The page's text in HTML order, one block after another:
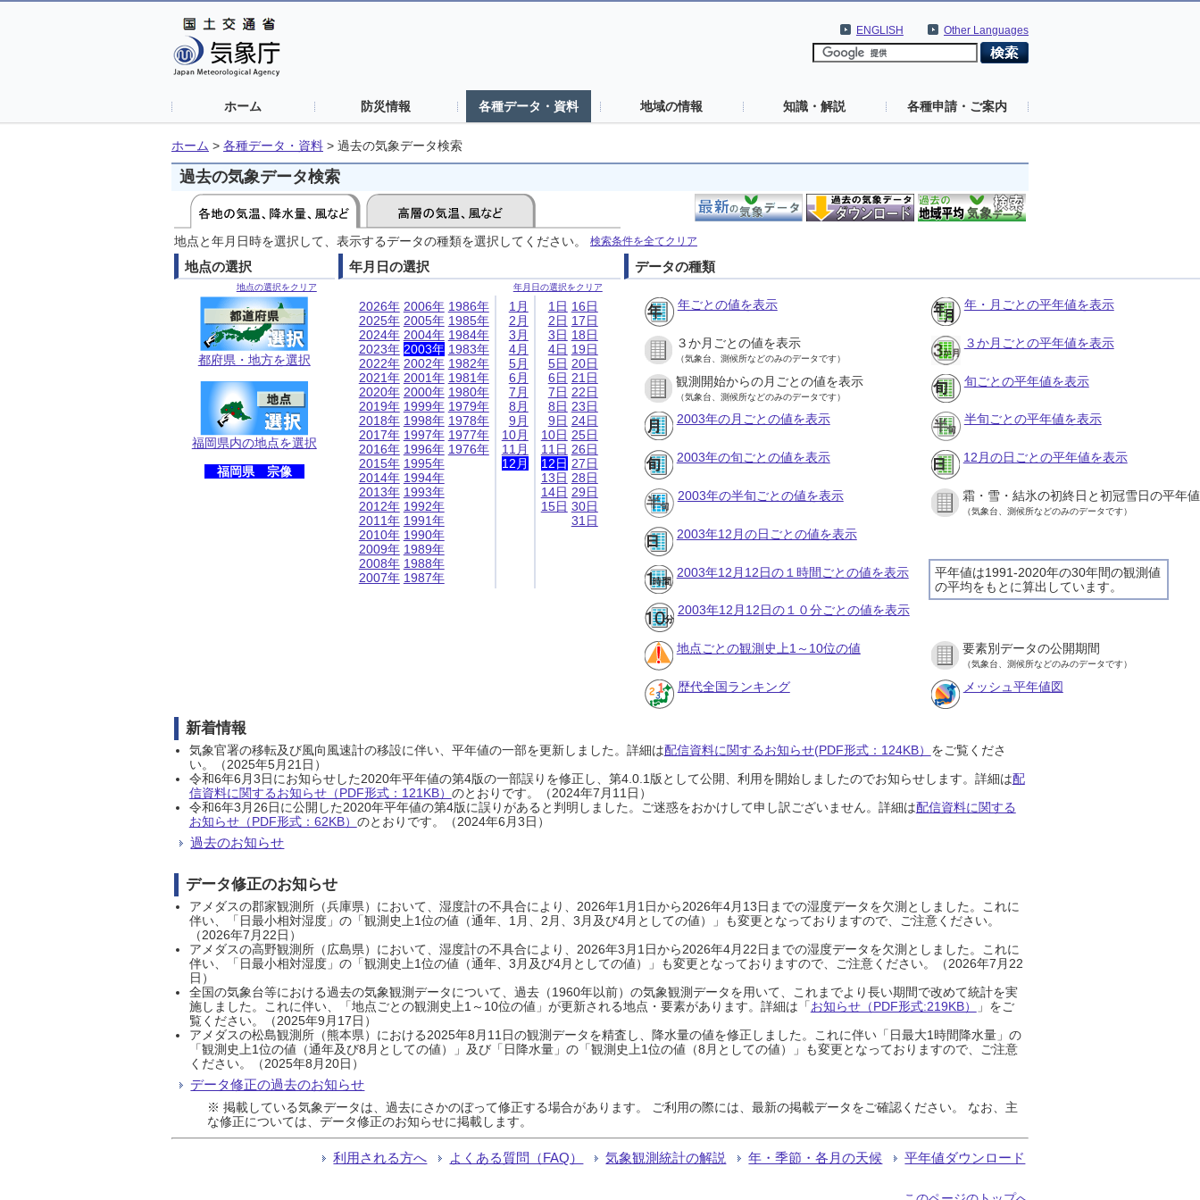
Other Languages
ENGLISH
ホーム 防災情報 各種データ・資料 地域の情報 知識・解説 各種申請・ご案内
ホーム > 各種データ・資料 > 過去の気象データ検索
過去の気象データ検索
地点と年月日時を選択して、表示するデータの種類を選択してください。 検索条件を全てクリア
地点の選択
地点の選択をクリア
都府県・地方を選択
福岡県内の地点を選択
福岡県 宗像
年月日の選択
年月日の選択をクリア
2026年
2025年
2024年
2023年
2022年
2021年
2020年
2019年
2018年
2017年
2016年
2015年
2014年
2013年
2012年
2011年
2010年
2009年
2008年
2007年
2006年
2005年
2004年
2003年
2002年
2001年
2000年
1999年
1998年
1997年
1996年
1995年
1994年
1993年
1992年
1991年
1990年
1989年
1988年
1987年
1986年
1985年
1984年
1983年
1982年
1981年
1980年
1979年
1978年
1977年
1976年
1月
2月
3月
4月
5月
6月
7月
8月
9月
10月
11月
12月
1日
2日
3日
4日
5日
6日
7日
8日
9日
10日
11日
12日
13日
14日
15日
16日
17日
18日
19日
20日
21日
22日
23日
24日
25日
26日
27日
28日
29日
30日
31日
データの種類
年ごとの値を表示 年・月ごとの平年値を表示
３か月ごとの値を表示
（気象台、測候所などのみのデータです）
３か月ごとの平年値を表示
観測開始からの月ごとの値を表示
（気象台、測候所などのみのデータです）
旬ごとの平年値を表示
2003年の月ごとの値を表示 半旬ごとの平年値を表示
2003年の旬ごとの値を表示 12月の日ごとの平年値を表示
2003年の半旬ごとの値を表示 霜・雪・結氷の初終日と初冠雪日の平年
（気象台、測候所などのみのデータです）
2003年12月の日ごとの値を表示
平年値は1991-2020年の30年間の観測値
の平均をもとに算出しています。
2003年12月12日の１時間ごとの値を表示
2003年12月12日の１０分ごとの値を表示
地点ごとの観測史上1～10位の値 要素別データの公開期間
（気象台、測候所などのみのデータです）
歴代全国ランキング メッシュ平年値図
新着情報
気象官署の移転及び風向風速計の移設に伴い、平年値の一部を更新しました。詳細は配信資料に関するお知らせ(PDF形式：124KB） をご覧くださ
い。（2025年5月21日）
令和6年6月3日にお知らせした2020年平年値の第4版の一部誤りを修正し、第4.0.1版として公開、利用を開始しましたのでお知らせします。詳細は配
信資料に関するお知らせ（PDF形式：121KB） のとおりです。（2024年7月11日）
令和6年3月26日に公開した2020年平年値の第4版に誤りがあると判明しました。ご迷惑をおかけして申し訳ございません。詳細は配信資料に関する
お知らせ（PDF形式：62KB） のとおりです。（2024年6月3日）
過去のお知らせ
データ修正のお知らせ
アメダスの郡家観測所（兵庫県）において、湿度計の不具合により、2026年1月1日から2026年4月13日までの湿度データを欠測としました。これに
伴い、「日最小相対湿度」の「観測史上1位の値（通年、1月、2月、3月及び4月としての値）」も変更となっておりますので、ご注意ください。
（2026年7月22日）
アメダスの高野観測所（広島県）において、湿度計の不具合により、2026年3月1日から2026年4月22日までの湿度データを欠測としました。これに
伴い、「日最小相対湿度」の「観測史上1位の値（通年、3月及び4月としての値）」も変更となっておりますので、ご注意ください。（2026年7月22
日）
全国の気象台等における過去の気象観測データについて、過去（1960年以前）の気象観測データを用いて、これまでより長い期間で改めて統計を実
施しました。これに伴い、「地点ごとの観測史上1～10位の値」が更新される地点・要素があります。詳細は「お知らせ（PDF形式:219KB）
」をご
覧ください。（2025年9月17日）
アメダスの松島観測所（熊本県）における2025年8月11日の観測データを精査し、降水量の値を修正しました。これに伴い「日最大1時間降水量」の
「観測史上1位の値（通年及び8月としての値）」及び「日降水量」の「観測史上1位の値（8月としての値）」も変更となっておりますので、ご注意
ください。（2025年8月20日）
データ修正の過去のお知らせ
※ 掲載している気象データは、過去にさかのぼって修正する場合があります。 ご利用の際には、最新の掲載データをご確認ください。 なお、主
な修正については、データ修正のお知らせに掲載します。
利用される方へ よくある質問（FAQ） 気象観測統計の解説 年・季節・各月の天候 平年値ダウンロード